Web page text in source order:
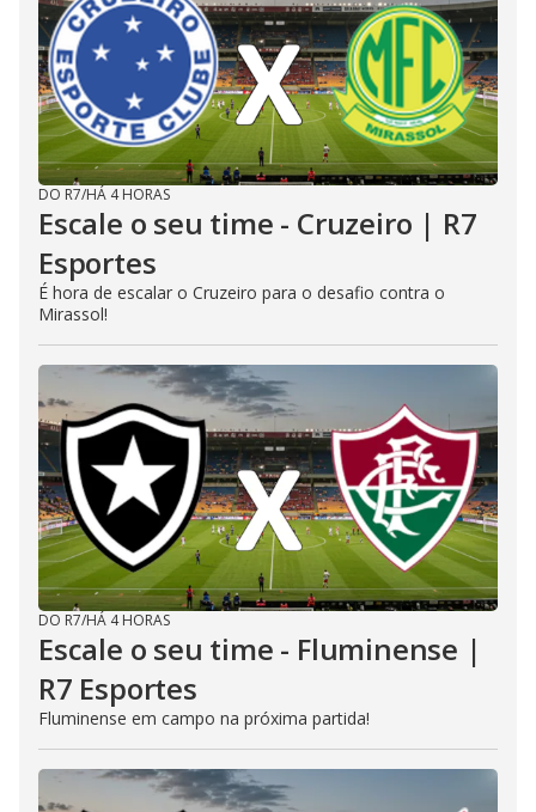
DO R7/HÁ 4 HORAS
Escale o seu time - Cruzeiro | R7
Esportes
É hora de escalar o Cruzeiro para o desafio contra o
Mirassol!
DO R7/HÁ 4 HORAS
Escale o seu time - Fluminense |
R7 Esportes
Fluminense em campo na próxima partida!